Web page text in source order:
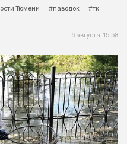
Тюмени #паводок #тк
6 августа, 15:58